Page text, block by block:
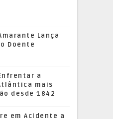
Lança
Doente
a
mais
desde 1842
em Acidente a